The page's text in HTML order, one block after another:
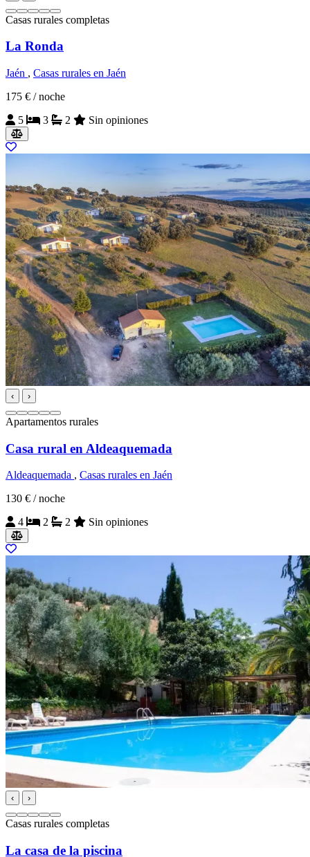
Casas rurales completas
La Ronda
Jaén , Casas rurales en Jaén
175 € / noche
5
3 2 Sin opiniones
‹ ›
Apartamentos rurales
Casa rural en Aldeaquemada
Aldeaquemada , Casas rurales en Jaén
130 € / noche
4
2 2 Sin opiniones
‹ ›
Casas rurales completas
La casa de la piscina